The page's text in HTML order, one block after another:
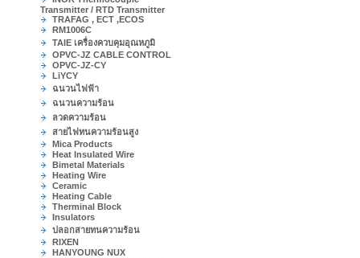
Transmitter / RTD Transmitter
TRAFAG , ECT ,ECOS
RM1006C
TAIE เครื่องควบคุมอุณหภูมิ
OPVC-JZ CABLE CONTROL
OPVC-JZ-CY
LiYCY
ฉนวนไฟฟ้า
ฉนวนความร้อน
ลวดความร้อน
สายไฟทนความร้อนสูง
Mica Products
Heat Insulated Wire
Bimetal Materials
Heating Wire
Ceramic
Heating Cable
Therminal Block
Insulators
ปลอกสายทนความร้อน
RIXEN
HANYOUNG NUX